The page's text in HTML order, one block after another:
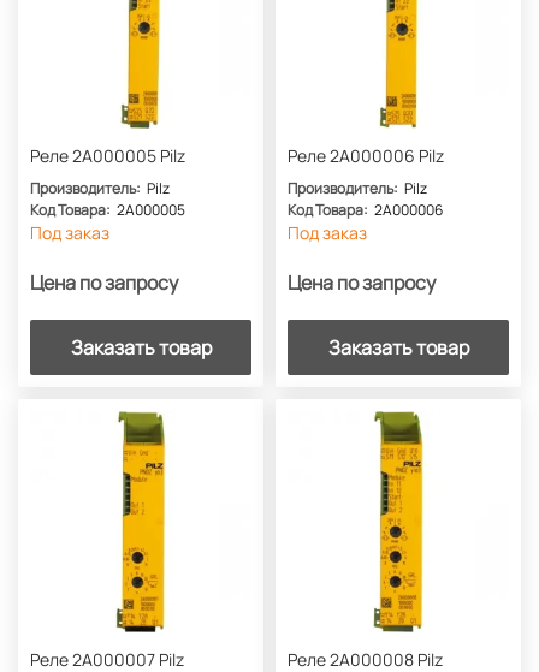
Реле 2A000005 Pilz
Производитель: Pilz
Код Товара: 2A000005
Под заказ
Цена по запросу
Заказать товар
Реле 2A000006 Pilz
Производитель: Pilz
Код Товара: 2A000006
Под заказ
Цена по запросу
Заказать товар
Реле 2A000007 Pilz Реле 2A000008 Pilz